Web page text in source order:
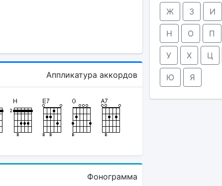
Аппликатура аккордов
Фонограмма
Ж З И
Н О П
У Х Ц
Ю Я